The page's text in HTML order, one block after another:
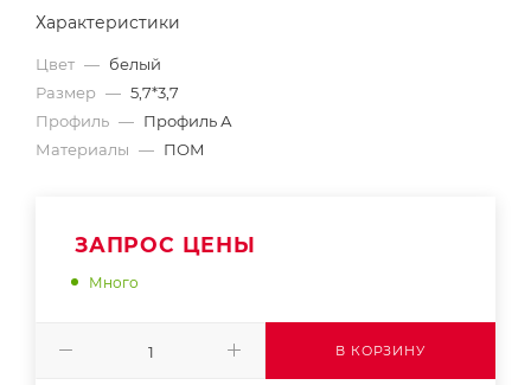
Характеристики
Цвет — белый
Размер — 5,7*3,7
Профиль — Профиль А
Материалы — ПОМ
ЗАПРОС ЦЕНЫ
Много
В КОРЗИНУ